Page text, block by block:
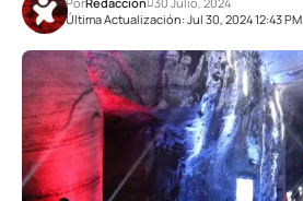
Última Actualización: Jul 30, 2024 12:43 PM